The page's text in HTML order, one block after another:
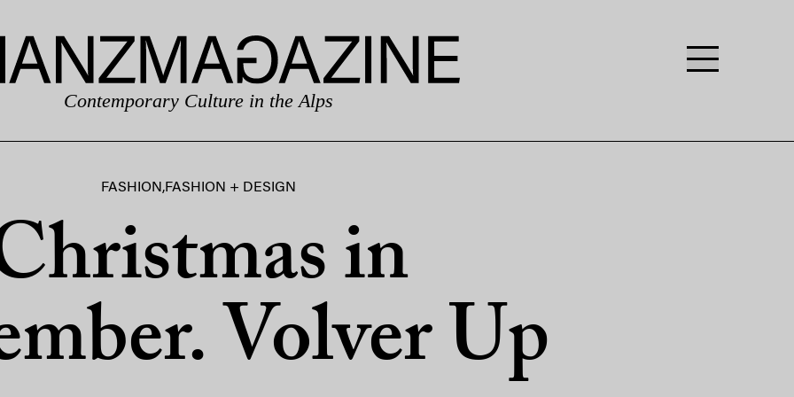
Contemporary Culture in the Alps
FASHION ,FASHION + DESIGN
in
Volver Up